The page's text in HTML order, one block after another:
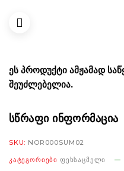
ᲔᲡ ᲞᲠᲝᲓᲣᲥᲢᲘ ᲐᲛᲟᲐᲛᲐᲓ
ᲨᲔᲣᲫᲚᲔᲑᲔᲚᲘᲐ.
ᲡᲬᲠᲐᲤᲘ ᲘᲜᲤᲝᲠᲛᲐᲪᲘᲐ
SKU: NOR000SUM02
ᲙᲐᲢᲔᲒᲝᲠᲘᲔᲑᲘ ᲤᲔᲮᲡᲐᲪᲛᲔᲚᲘ